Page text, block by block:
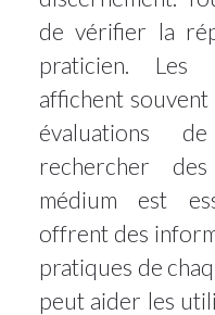
de vérifier la
praticien. Les
affichent
évaluations
rechercher
médium est
offrent des
pratiques de
peut aider les